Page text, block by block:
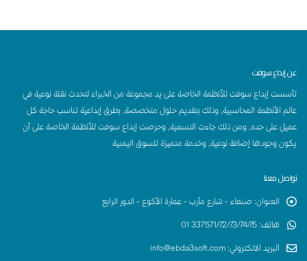
عن إبداع سوفت
تأسست إبداع سوفت للأنظمة الخاصة على يد مجموعة من الخبراء لتحدث نقلة نوعية في
عالم الأنظمة المحاسبية, وذلك بتقديم حلول متخصصة, بطرق إبداعية تناسب حاجة كل
عميل على حده, ومن ذلك جاءت التسمية, وحرصت إبداع سوفت للأنظمة الخاصة على أن
يكون وجودها إضافة نوعية, وخدمة متميزة للسوق اليمنية
تواصل معنا
العنوان: صنعاء - شارع مأرب - عمارة الأكوع - الدور الرابع
هاتف:
337571/72/73/74/75 01
البريد الالكتروني:
info@ebda3soft.com